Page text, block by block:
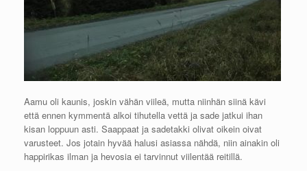
Aamu oli kaunis, joskin vähän viileä, mutta niinhän siinä kävi
että ennen kymmentä alkoi tihutella vettä ja sade jatkui ihan
kisan loppuun asti. Saappaat ja sadetakki olivat oikein oivat
varusteet. Jos jotain hyvää halusi asiassa nähdä, niin ainakin oli
happirikas ilman ja hevosia ei tarvinnut viilentää reitillä.